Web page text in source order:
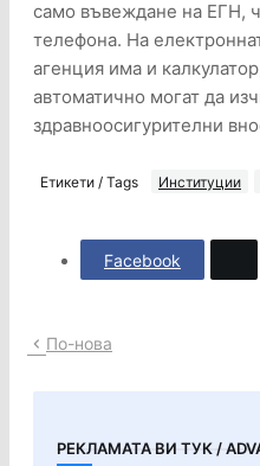
само въвеждане на ЕГН,
телефона. На
агенция има и
автоматично могат да
здравноосигурителни
Етикети / Tags Институции
Facebook
По-нова
РЕКЛАМАТА ВИ ТУК /